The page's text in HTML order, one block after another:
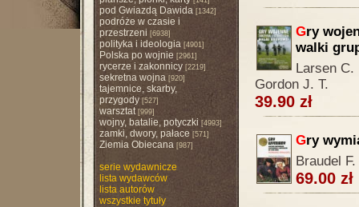
pod Gwiazdą Dawida[1342]
podróże w czasie i
przestrzeni [6938]
polityka i ideologia[4901]
Polska po wojnie [2961]
rycerze i zakonnicy[2219]
sekretna wojna[920]
tajemnice, skarby,
przygody[527]
warsztat[999]
wojny, batalie, potyczki [4993]
zamki, dwory, pałace [571]
Ziemia Obiecana[987]
serie wydawnicze
lista wydawców
lista autorów
wszystkie tytuły
Gry
walki
Larsen
Gordon J. T.
39.90 zł
Gry
Braudel F.
69.00 zł